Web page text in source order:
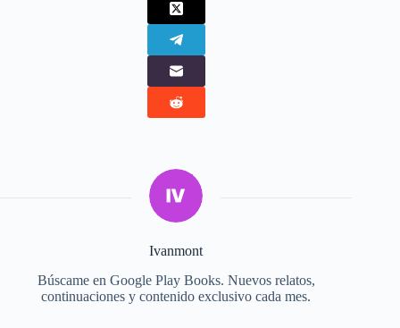
Ivanmont
Búscame en Google Play Books. Nuevos relatos,
continuaciones y contenido exclusivo cada mes.